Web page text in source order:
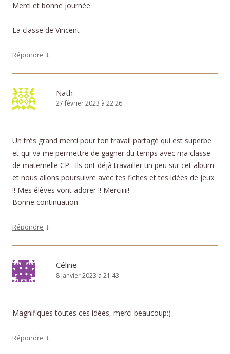
Merci et bonne journée
La classe de Vincent
Répondre ↓
Nath
27 février 2023 à 22:26
Un très grand merci pour ton travail partagé qui est superbe
et qui va me permettre de gagner du temps avec ma classe
de maternelle CP . Ils ont déjà travailler un peu sur cet album
et nous allons poursuivre avec tes fiches et tes idées de jeux
!! Mes élèves vont adorer !! Merciiiii!
Bonne continuation
Répondre ↓
Céline
8 janvier 2023 à 21:43
Magnifiques toutes ces idées, merci beaucoup:)
Répondre ↓